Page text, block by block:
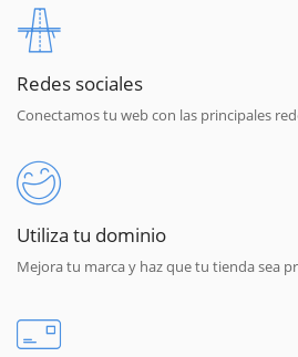
Redes sociales
Conectamos tu web con las principales
Utiliza tu dominio
Mejora tu marca y haz que tu tienda sea